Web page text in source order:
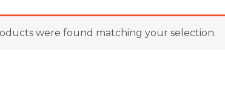
were found matching your selection.